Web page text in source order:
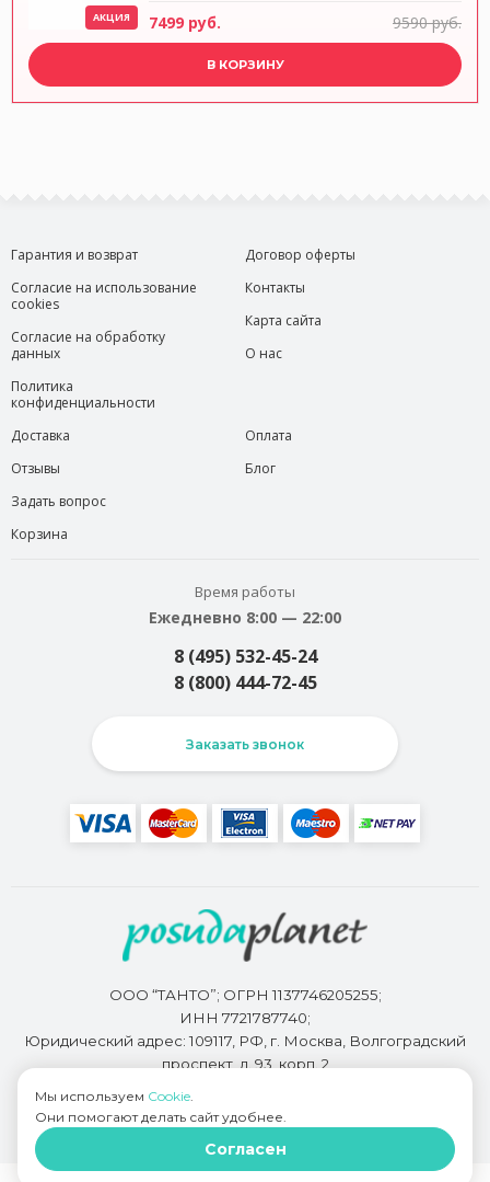
АКЦИЯ 7499 руб. 9590 руб.
В КОРЗИНУ
Гарантия и возврат
Согласие на использование
cookies
Согласие на обработку
данных
Политика
конфиденциальности
Договор оферты
Контакты
Карта сайта
О нас
Доставка
Отзывы
Задать вопрос
Корзина
Оплата
Блог
Время работы
Ежедневно 8:00 — 22:00
8 (495) 532-45-24
8 (800) 444-72-45
Заказать звонок
ООО “ТАНТО”; ОГРН 1137746205255;
ИНН 7721787740;
Юридический адрес: 109117, РФ, г. Москва, Волгоградский
проспект, д. 93, корп. 2
Разработкой сайта занимается
Мы используем Cookie.
Они помогают делать сайт удобнее.
Согласен